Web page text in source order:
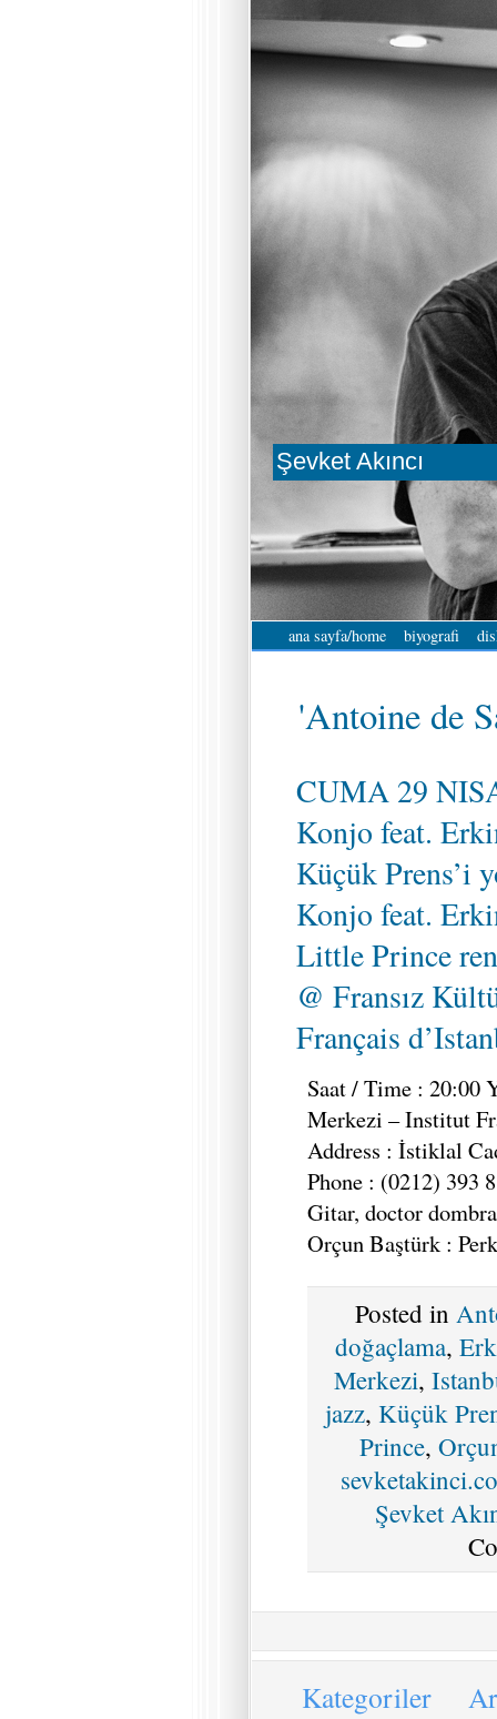
Şevket Akıncı
ana sayfa/home biyografi
'Antoine de
CUMA 29
Konjo feat.
Küçük Prens’i
Konjo feat.
Little Prince
@ Fransız
Français
Saat / Time : 20:00
Merkezi – Institut
Address : İstiklal
Phone : (0212) 393
Gitar, doctor
Orçun Baştürk :
Posted in
doğaçlama,
Merkezi,
jazz, Küçük
Prince,
Şevket
Kategoriler